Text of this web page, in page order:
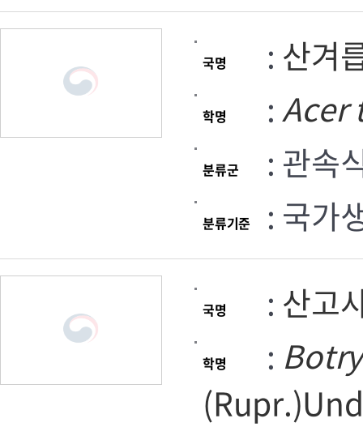
국명 : 산겨
학명 :Acer
분류군 : 관속
분류기준 : 국가
국명 : 산고
학명 :